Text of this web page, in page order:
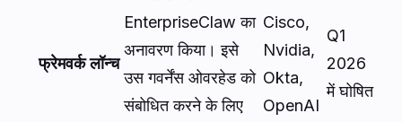
फ्रेमवर्क लॉन्च
EnterpriseClaw का
अनावरण किया। इसे
उस गवर्नेंस ओवरहेड को
संबोधित करने के लिए
Cisco,
Nvidia,
Okta,
OpenAI
Q1
2026
में घोषित